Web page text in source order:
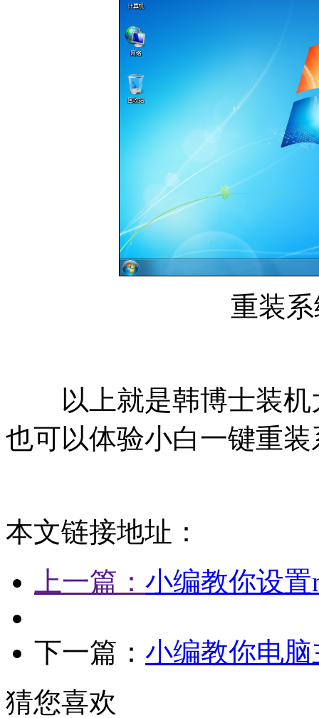
重装
以上就是韩博士装机
也可以体验小白一键重
本文链接地址：
上一篇： 小编教你设
下一篇： 小编教你电
猜您喜欢